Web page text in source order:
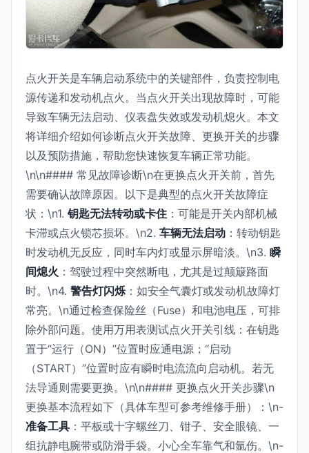
点火开关是车辆启动系统中的关键部件，负责控制电
源传递和发动机点火。当点火开关出现故障时，可能
导致车辆无法启动、仪表盘失效或发动机熄火。本文
将详细介绍如何诊断点火开关故障、更换开关的步骤
以及预防措施，帮助您快速恢复车辆正常功能。
\n\n#### 常见故障诊断\n在更换点火开关前，首先
需要确认故障原因。以下是典型的点火开关故障症
状：\n1.钥匙无法转动或卡住 ：可能是开关内部机械
卡滞或点火锁芯损坏。\n2. 车辆无法启动 ：转动钥匙
时发动机无反应，同时车内灯或显示屏暗淡。\n3. 瞬
间熄火 ：驾驶过程中突然断电，尤其是过颠簸路面
时。\n4. 警告灯闪烁 ：如安全气囊灯或发动机故障灯
常亮。\n通过检查保险丝（Fuse）和电池电压，可排
除外部问题。使用万用表测试点火开关引线：在钥匙
置于“运行（ON）”位置时应通电源；“启动
（START）”位置时应有瞬时电流流向启动机。若无
法导通则需要更换。\n\n#### 更换点火开关步骤\n
更换基本流程如下（具体车型可参考维修手册）：\n-
准备工具 ：平板或十字螺丝刀、钳子、安全眼镜、一
组抗静电腕带或防滑手袋。小心全车靠气和氩伤。\n-